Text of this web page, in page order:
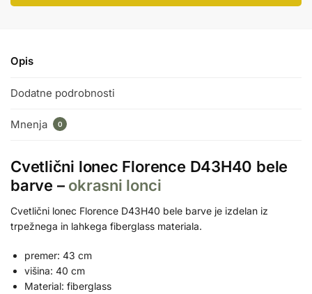
Opis
Dodatne podrobnosti
Mnenja 0
Cvetlični lonec Florence D43H40 bele
barve – okrasni lonci
Cvetlični lonec Florence D43H40 bele barve je izdelan iz
trpežnega in lahkega fiberglass materiala.
premer: 43 cm
višina: 40 cm
Material: fiberglass